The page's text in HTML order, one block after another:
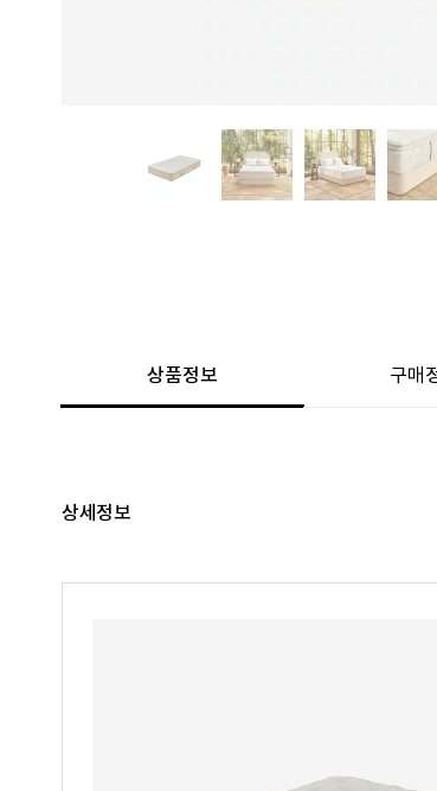
상품정보 구매
상세정보